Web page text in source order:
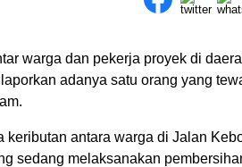
warga dan pekerja proyek di
adanya satu orang yang
keributan antara warga di Jalan
sedang melaksanakan